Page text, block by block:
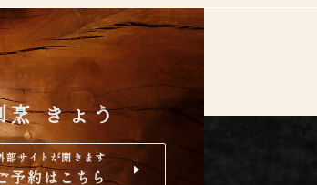
烹 きょう
部サイトが開きます
予約はこちら